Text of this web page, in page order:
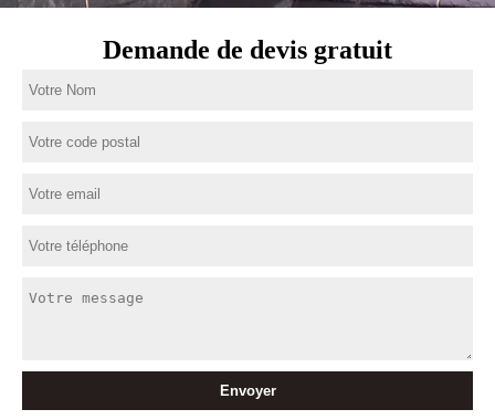
Demande de devis gratuit